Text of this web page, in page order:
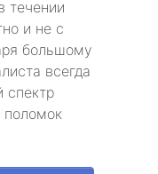
течении
и не с
большому
всегда
спектр
поломок